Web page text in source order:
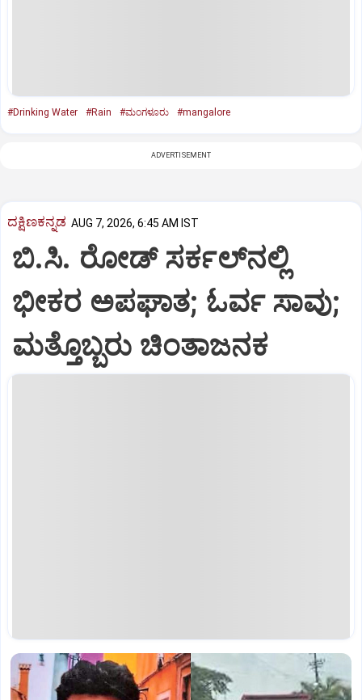
#Drinking Water #Rain #ಮಂಗಳೂರು #mangalore
ADVERTISEMENT
ದಕ್ಷಿಣಕನ್ನಡ AUG 7, 2026, 6:45 AM IST
ಬಿ.ಸಿ. ರೋಡ್‌ ಸರ್ಕಲ್‌ನಲ್ಲಿ
ಭೀಕರ ಅಪಘಾತ; ಓರ್ವ ಸಾವು;
ಮತ್ತೊಬ್ಬರು ಚಿಂತಾಜನಕ